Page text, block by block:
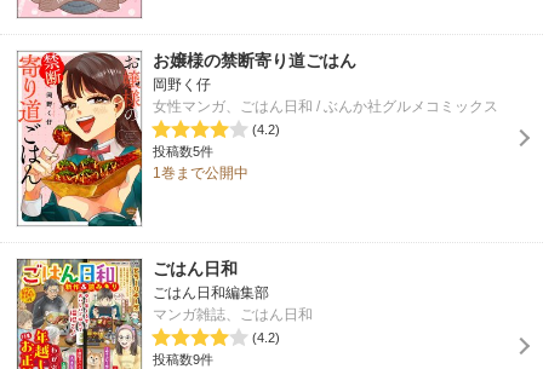
お嬢様の禁断寄り道ごはん
岡野く仔
女性マンガ、ごはん日和 / ぶんか社グルメコミックス
(4.2)
投稿数5件
1巻まで公開中
ごはん日和
ごはん日和編集部
マンガ雑誌、ごはん日和
(4.2)
投稿数9件